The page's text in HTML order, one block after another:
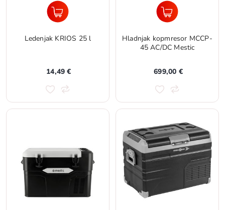
Ledenjak KRIOS 25 l
14,49 €
Hladnjak kopmresor MCCP-
45 AC/DC Mestic
699,00 €